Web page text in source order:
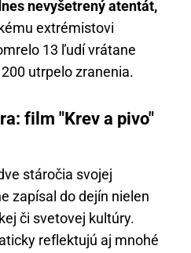
nevyšetrený atentát,
extrémistovi
13 ľudí vrátane
utrpelo zranenia.
film "Krev a pivo"
stáročia svojej
zapísal do dejín nielen
či svetovej kultúry.
reflektujú aj mnohé